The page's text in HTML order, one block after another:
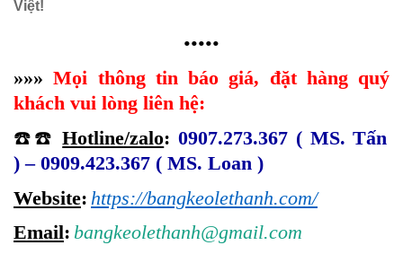
Việt!
•••••
»»»Mọi thông tin báo giá, đặt hàng quý
khách vui lòng liên hệ:
☎️☎️ Hotline/zalo: 0907.273.367 ( MS. Tấn
) – 0909.423.367 ( MS. Loan )
Website: https://bangkeolethanh.com/
Email: bangkeolethanh@gmail.com